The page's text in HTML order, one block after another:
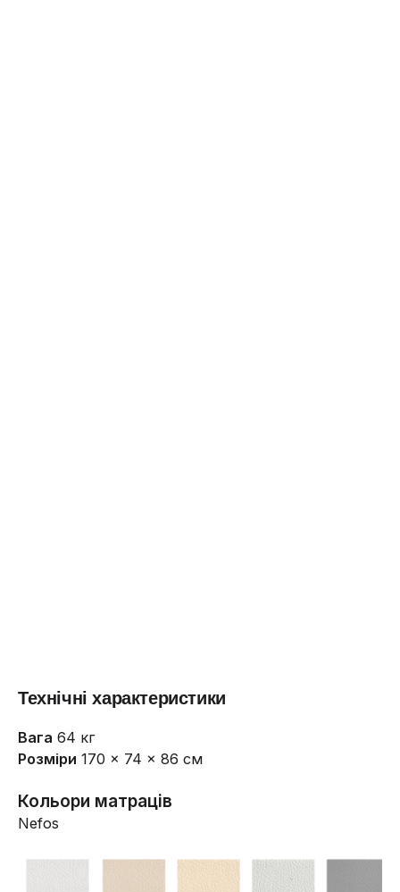
Технічні характеристики
Вага 64 кг
Розміри 170 × 74 × 86 см
Кольори матраців
Nefos